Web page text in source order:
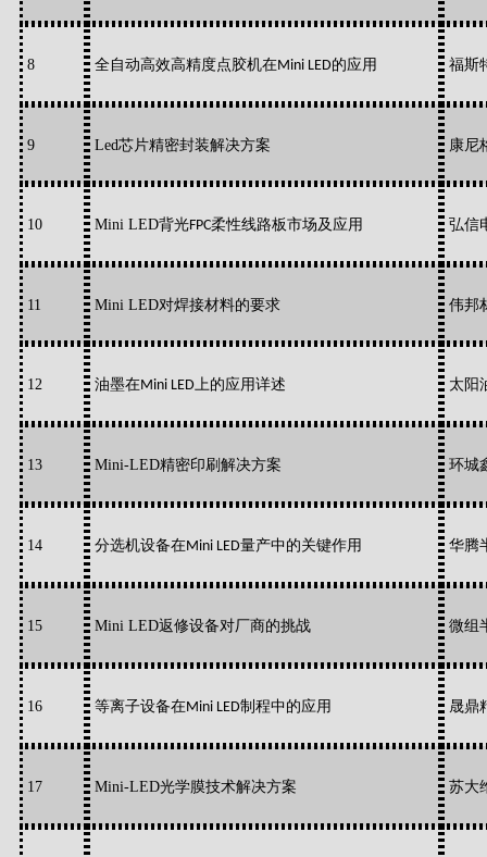
8 全自动高效高精度点胶机在Mini LED的应用 福斯
9 Led芯片精密封装解决方案 康尼
10 Mini LED背光FPC柔性线路板市场及应用 弘信
11 Mini LED对焊接材料的要求 伟邦
1 2 油墨在Mini LED 上的应用详述 太阳
13 Mini-LED精密印刷解决方案 环城
14 分选机设备在Mini LED量产中的关键作用 华腾
15 Mini LED返修设备对厂商的挑战 微组
16 等离子设备在Mini LED制程中的应用 晟鼎
1 7 Mini-LED光学膜技术解决方案 苏大